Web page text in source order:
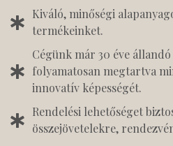
Kiváló, minőségi
termékeinket.
Cégünk már 30 éve
folyamatosan megtartva
innovatív képességét.
Rendelési lehetőséget
összejövetelekre,